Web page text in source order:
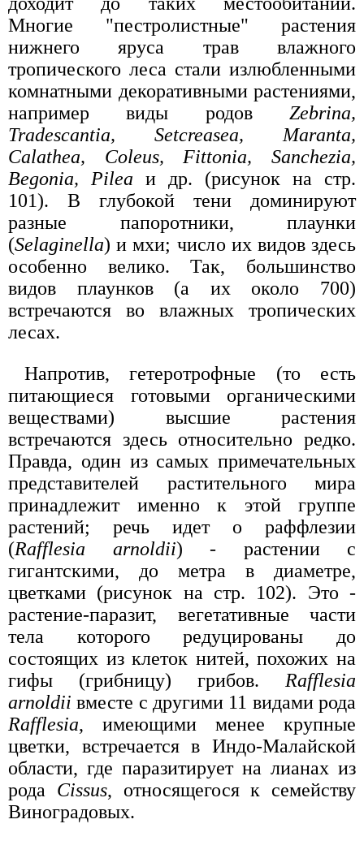
Многие "пестролистные" растения
нижнего яруса трав влажного
тропического леса стали излюбленными
комнатными декоративными растениями,
например виды родов Zebrina,
Tradescantia, Setcreasea, Maranta,
Calathea, Coleus, Fittonia, Sanchezia,
Begonia, Pilea и др. (рисунок на стр.
101). В глубокой тени доминируют
разные папоротники, плаунки
(Selaginella) и мхи; число их видов здесь
особенно велико. Так, большинство
видов плаунков (а их около 700)
встречаются во влажных тропических
лесах.
Напротив, гетеротрофные (то есть
питающиеся готовыми органическими
веществами) высшие растения
встречаются здесь относительно редко.
Правда, один из самых примечательных
представителей растительного мира
принадлежит именно к этой группе
растений; речь идет о раффлезии
(Rafflesia arnoldii) - растении с
гигантскими, до метра в диаметре,
цветками (рисунок на стр. 102). Это -
растение-паразит, вегетативные части
тела которого редуцированы до
состоящих из клеток нитей, похожих на
гифы (грибницу) грибов. Rafflesia
arnoldiiвместе с другими 11 видами рода
Rafflesia, имеющими менее крупные
цветки, встречается в Индо-Малайской
области, где паразитирует на лианах из
рода Cissus, относящегося к семейству
Виноградовых.